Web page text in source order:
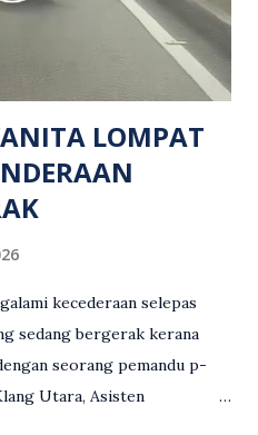
bebas bagi membantu
Seksyen 302 Kanun
Orang ramai yang mempunyai
LOMPAT
kecederaan selepas
sedang bergerak kerana
seorang pemandu p-
Utara, Asisten